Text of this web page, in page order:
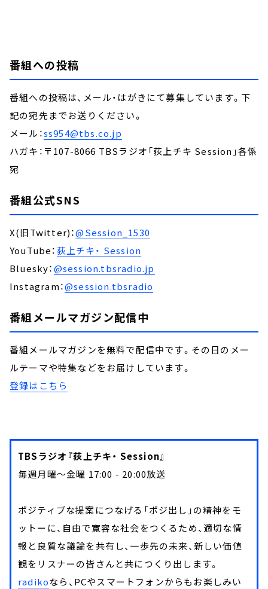
番組への投稿
番組への投稿は、メール・はがきにて募集しています。下
記の宛先までお送りください。
メール：ss954@tbs.co.jp
ハガキ：〒107-8066 TBSラジオ「荻上チキ Session」各係
宛
番組公式SNS
X(旧Twitter)：@Session_1530
YouTube： 荻上チキ・ Session
Bluesky：@session.tbsradio.jp
Instagram：@session.tbsradio
番組メールマガジン配信中
番組メールマガジンを無料で配信中です。その日のメー
ルテーマや特集などをお届けしています。
登録はこちら
TBSラジオ『荻上チキ・ Session』
毎週月曜～金曜 17:00 - 20:00放送
ポジティブな提案につなげる「ポジ出し」の精神をモ
ットーに、自由で寛容な社会をつくるため、適切な情
報と良質な議論を共有し、一歩先の未来、新しい価値
観をリスナーの皆さんと共につくり出します。
radikoなら、PCやスマートフォンからもお楽しみい